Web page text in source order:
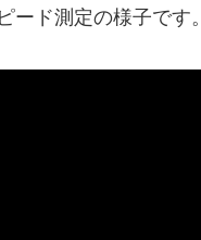
ード測定の様子です。